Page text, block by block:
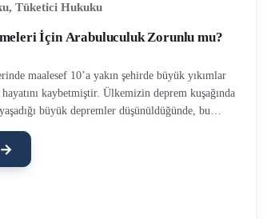
, Tüketici Hukuku
İçin Arabuluculuk Zorunlu mu?
maalesef 10’a yakın şehirde büyük yıkımlar
kaybetmiştir. Ülkemizin deprem kuşağında
büyük depremler düşünüldüğünde, bu
DASK 1999 Depremleri sonucunda yaşanan
yürürlüğe giren bir korumadır. DASK bir tercih